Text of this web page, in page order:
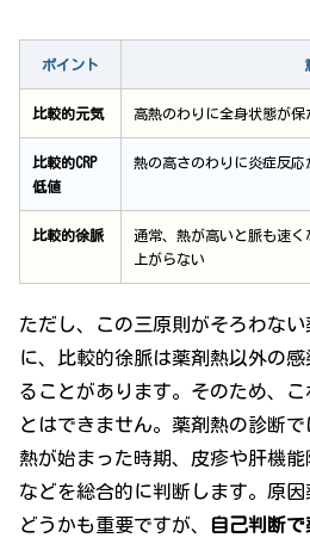
ポイント
比較的元気 高熱のわりに全身状態が保
比較的CRP
低値
熱の高さのわりに炎症反応
比較的徐脈
通常、熱が高いと脈も速
上がらない
ただし、この三原則がそろわな
に、比較的徐脈は薬剤熱以外の
ることがあります。そのため、
とはできません。薬剤熱の診断
熱が始まった時期、皮疹や肝機
などを総合的に判断します。原
どうかも重要ですが、
自己判断